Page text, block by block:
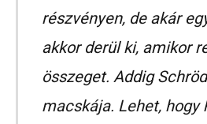
részvényen, de akár
akkor derül ki, amikor
összeget. Addig
macskája. Lehet, hogy